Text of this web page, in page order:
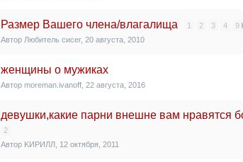
Размер Вашего члена/влагалища 1 2 3 4
9
Автор Любитель сисег, 20 августа, 2010
женщины о мужиках
Автор moreman.ivanoff 22 августа, 2016
девушки,какие парни внешне вам нравятся
2
Автор KИРИЛЛ 12 октября, 2011